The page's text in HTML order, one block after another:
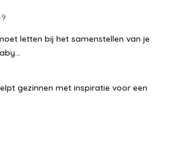
letten bij het samenstellen van je
gezinnen met inspiratie voor een